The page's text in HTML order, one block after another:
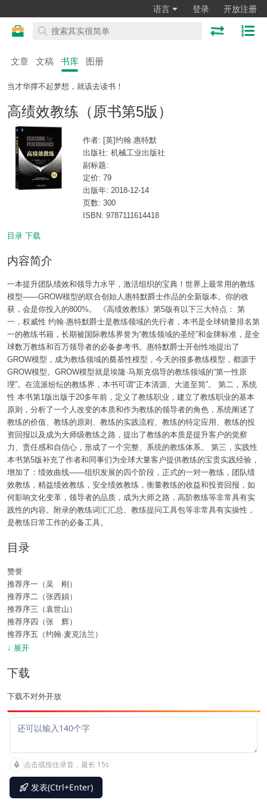
语言 登录 开放注册
文章 文稿 书库 图册
当才华撑不起梦想，就该去读书！
高绩效教练（原书第5版）
作者: [英]约翰.惠特默
出版社: 机械工业出版社
副标题:
定价: 79
出版年: 2018-12-14
页数: 300
ISBN: 9787111614418
目录 下载
内容简介
一本提升团队绩效和领导力水平，激活组织的宝典！世界上最常用的教练
模型——GROW模型的联合创始人惠特默爵士作品的全新版本。你的收
获，会是你投入的800%。 《高绩效教练》第5版有以下三大特点： 第
一，权威性 约翰·惠特默爵士是教练领域的先行者，本书是全球销量排名第
一的教练书籍，长期被国际教练界誉为“教练领域的圣经”和金牌标准，是全
球数万教练和百万领导者的必备参考书。惠特默爵士开创性地提出了
GROW模型，成为教练领域的奠基性模型，今天的很多教练模型，都源于
GROW模型。GROW模型就是埃隆·马斯克倡导的教练领域的“第一性原
理”。在流派纷纭的教练界，本书可谓“正本清源、大道至简”。 第二，系统
性 本书第1版出版于20多年前，定义了教练职业，建立了教练职业的基本
原则，分析了一个人改变的本质和作为教练的领导者的角色，系统阐述了
教练的价值、教练的原则、教练的实践流程、教练的特定应用、教练的投
资回报以及成为大师级教练之路，提出了教练的本质是提升客户的觉察
力、责任感和自信心，形成了一个完整、系统的教练体系。 第三，实践性
本书第5版补充了作者和同事们为全球大量客户提供教练的宝贵实践经验，
增加了：绩效曲线——组织发展的四个阶段，正式的一对一教练，团队绩
效教练，精益绩效教练，安全绩效教练，衡量教练的收益和投资回报，如
何影响文化变革，领导者的品质，成为大师之路，高阶教练等非常具有实
践性的内容。附录的教练词汇汇总、教练提问工具包等非常具有实操性，
是教练日常工作的必备工具。
目录
赞誉
推荐序一（吴 刚）
推荐序二（张西娟）
推荐序三（袁世山）
推荐序四（张 辉）
推荐序五（约翰·麦克法兰）
译者序
引言
第一部分 教练不仅仅是一门技术 / 1
第1章 什么是教练 / 2
第二部分 教练的原则 / 27
第4章 作为教练的领导者 / 35
第5章 教练风格：伙伴关系与相互合作 / 45
第6章 觉察与责任感—激发学习 / 57
第三部分 教练的实践 / 69
↓ 展开
下载
下载不对外开放